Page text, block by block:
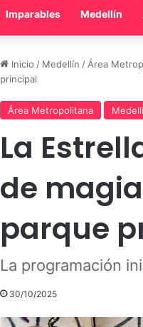
Imparables Medellín
Inicio / Medellín / Área
principal
Área Metropolitana
La
de
parque
La programación
30/10/2025